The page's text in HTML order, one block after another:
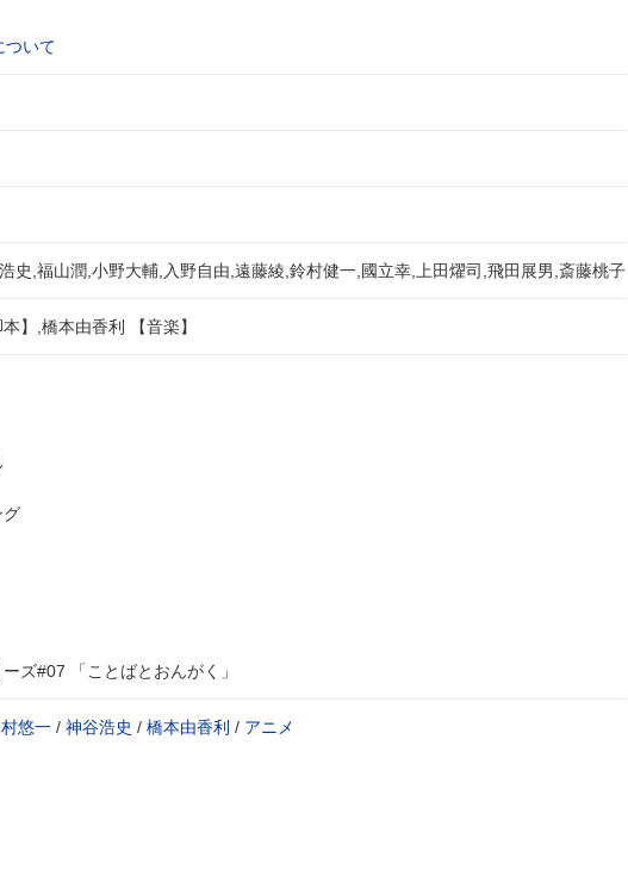
ついて
史,福山潤,小野大輔,入野自由,遠藤綾,鈴村健一,國立幸,上田燿司,飛田展男,斎藤桃子
】,橋本由香利 【音楽】
グ
ズ#07 「ことばとおんがく」
悠一 / 神谷浩史 / 橋本由香利 / アニメ